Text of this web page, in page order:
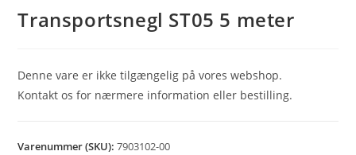
Transportsnegl ST05 5 meter
Denne vare er ikke tilgængelig på vores webshop.
Kontakt os for nærmere information eller bestilling.
Varenummer (SKU):7903102-00